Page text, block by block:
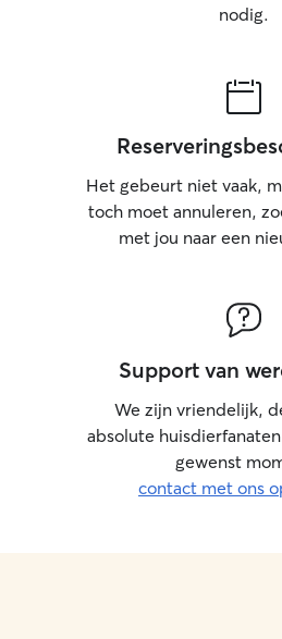
nodig.
Het gebeurt niet vaak,
toch moet annuleren,
met jou naar een
Support van
We zijn vriendelijk,
absolute
gewenst
contact met ons